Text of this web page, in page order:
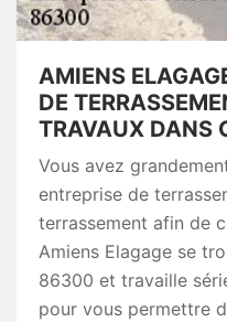
AMIENS
DE
TRAVAUX DANS
Vous avez
entreprise de
terrassement afin de
Amiens Elagage se
86300 et travaille
pour vous permettre